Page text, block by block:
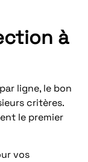
à
ligne, le bon
critères.
le premier
vos